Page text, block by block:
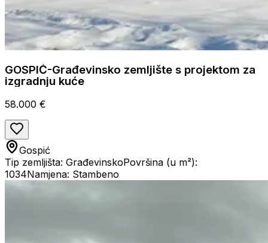
GOSPIĆ-Građevinsko zemljište s projektom za
izgradnju kuće
58.000 €
Gospić
Tip zemljišta: GrađevinskoPovršina (u m²):
1034Namjena: Stambeno